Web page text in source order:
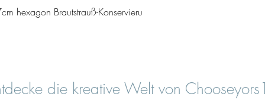
Schnellansicht
hexagon Brautstrauß-Konservieru
die kreative Welt von